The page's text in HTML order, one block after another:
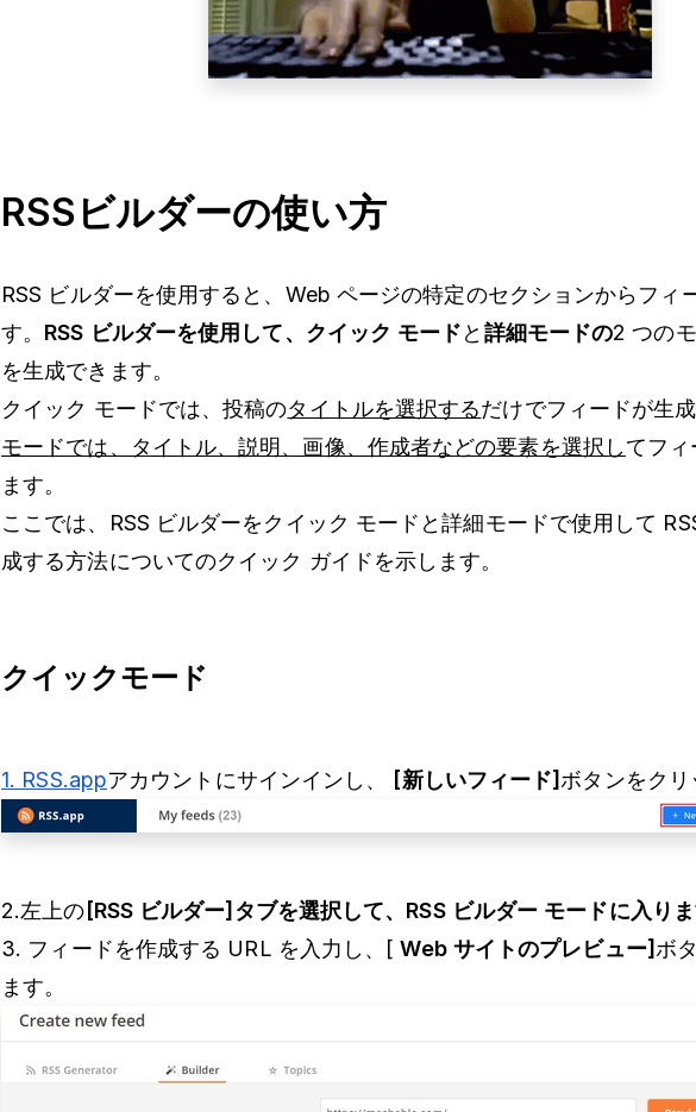
RSSビルダーの使い方
RSS ビルダーを使用すると、Web ページの特定のセクションからフィ
す。 RSS ビルダーを使用して、クイック モードと 詳細モードの2 つの
を生成できます。
クイック モードでは、投稿のタイトルを選択するだけでフィードが生成
モードでは、タイトル、説明、画像、作成者などの要素を選択してフィ
ます。
ここでは、RSS ビルダーをクイック モードと詳細モードで使用して
成する方法についてのクイック ガイドを示します。
クイックモード
1. RSS.appアカウントにサインインし、 [新しいフィード]ボタンをクリ
2.左上の[RSS ビルダー]タブを選択して、RSS ビルダー モードに入りま
3. フィードを作成する URL を入力し、[Web サイトのプレビュー]ボ
ます。